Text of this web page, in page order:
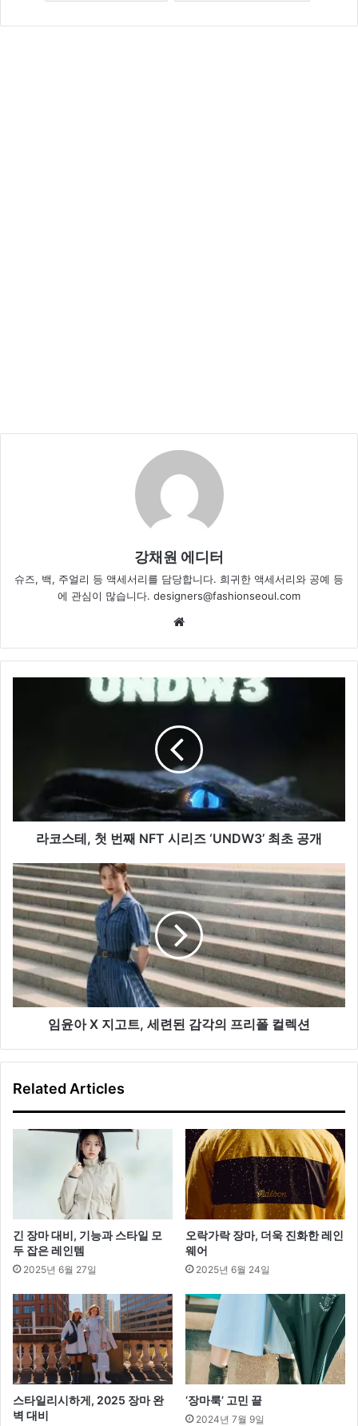
강채원 에디터
슈즈, 백, 주얼리 등 액세서리를 담당합니다. 희귀한 액세서리와 공예 등
에 관심이 많습니다. designers@fashionseoul.com
NFT
시
‘UNDW3’
최
초
공
개
라코스테, 첫 번째 NFT 시리즈 ‘UNDW3’ 최초 공개
임
윤
아
X
지
고
트,
세
련
프
임윤아 X 지고트, 세련된 감각의 프리폴 컬렉션
Related Articles
긴 장마 대비, 기능과 스타일 모
두 잡은 레인템
2025년 6월 27일
오락가락 장마, 더욱 진화한 레인
웨어
2025년 6월 24일
스타일리시하게, 2025 장마 완
벽 대비
‘장마룩’ 고민 끝
2024년 7월 9일